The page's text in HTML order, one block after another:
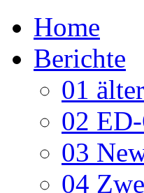
Home
Berichte
01
02
03
04